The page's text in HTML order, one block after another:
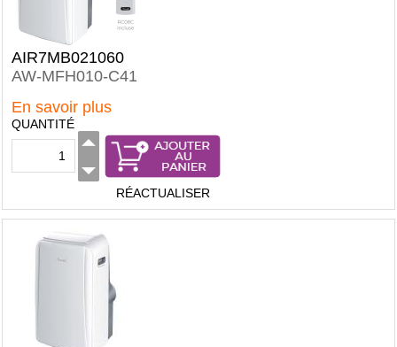
AIR7MB021060
AW-MFH010-C41
En savoir plus
QUANTITÉ
RÉACTUALISER